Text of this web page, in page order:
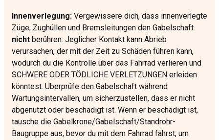
Innenverlegung: Vergewissere dich, dass innenverlegte
Züge, Zughüllen und Bremsleitungen den Gabelschaft
nicht berühren. Jeglicher Kontakt kann Abrieb
verursachen, der mit der Zeit zu Schäden führen kann,
wodurch du die Kontrolle über das Fahrrad verlieren und
SCHWERE ODER TÖDLICHE VERLETZUNGEN erleiden
könntest. Überprüfe den Gabelschaft während
Wartungsintervallen, um sicherzustellen, dass er nicht
abgenutzt oder beschädigt ist. Wenn er beschädigt ist,
tausche die Gabelkrone/Gabelschaft/Standrohr-
Baugruppe aus, bevor du mit dem Fahrrad fährst, um